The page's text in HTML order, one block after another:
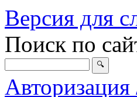
Версия для
Поиск по